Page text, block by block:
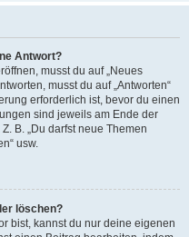
Antwort?
musst du auf „Neues
musst du auf „Antworten“
erforderlich ist, bevor du einen
sind jeweils am Ende der
B. „Du darfst neue Themen
usw.
löschen?
bist, kannst du nur deine eigenen